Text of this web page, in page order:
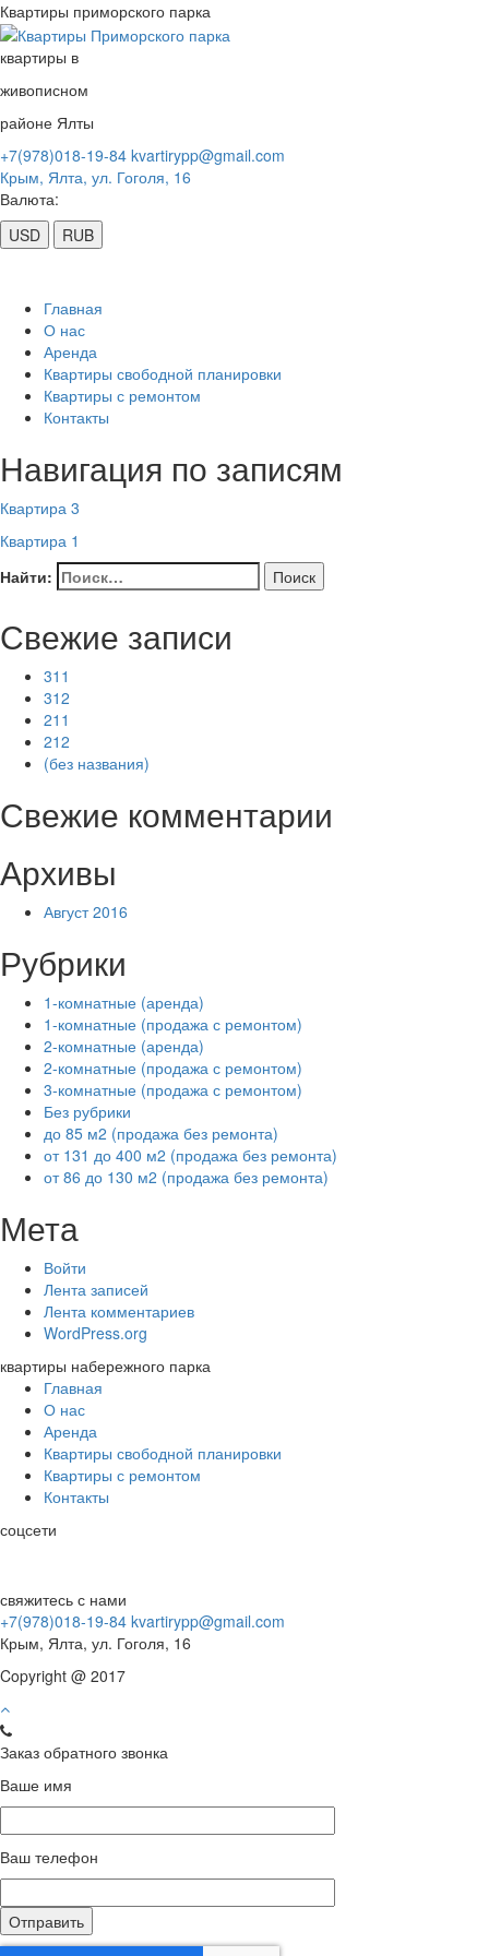
Квартиры приморского парка
квартиры в
живописном
районе Ялты
+7(978)018-19-84 kvartirypp@gmail.com
Крым, Ялта, ул. Гоголя, 16
Валюта:
USD
RUB
Главная
О нас
Аренда
Квартиры свободной планировки
Квартиры с ремонтом
Контакты
Навигация по записям
Квартира 3
Квартира 1
Найти:
Свежие записи
311
312
211
212
(без названия)
Свежие комментарии
Архивы
Август 2016
Рубрики
1-комнатные (аренда)
1-комнатные (продажа с ремонтом)
2-комнатные (аренда)
2-комнатные (продажа с ремонтом)
3-комнатные (продажа с ремонтом)
Без рубрики
до 85 м2 (продажа без ремонта)
от 131 до 400 м2 (продажа без ремонта)
от 86 до 130 м2 (продажа без ремонта)
Мета
Войти
Лента записей
Лента комментариев
WordPress.org
квартиры набережного парка
Главная
О нас
Аренда
Квартиры свободной планировки
Квартиры с ремонтом
Контакты
соцсети
свяжитесь с нами
+7(978)018-19-84 kvartirypp@gmail.com
Крым, Ялта, ул. Гоголя, 16
Copyright @ 2017
Заказ обратного звонка
Ваше имя
Ваш телефон